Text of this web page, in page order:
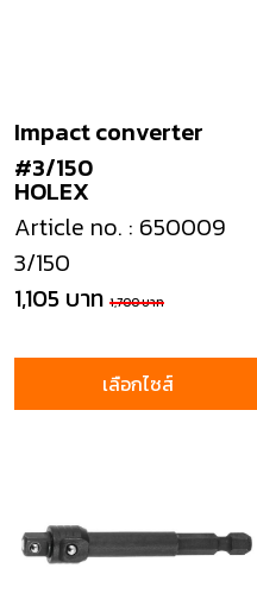
HOLEX
Impact converter
#3/150
Article no. : 650009
3/150
1,105 บาท 1,700 บาท
เลือกไซส์